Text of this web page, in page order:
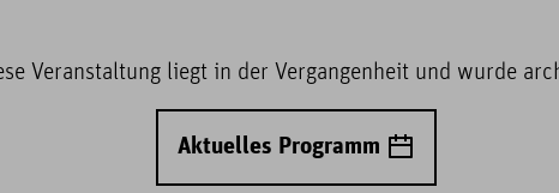
Veranstaltung liegt in der Vergangenheit und wurde
Aktuelles Programm